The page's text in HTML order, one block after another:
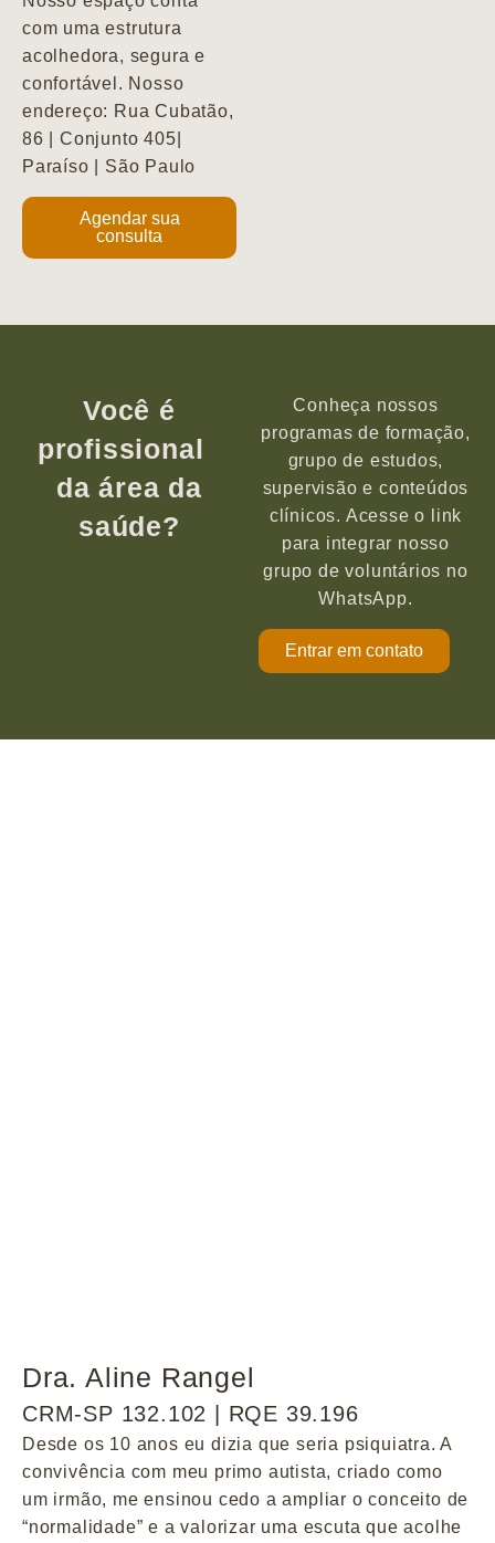
com uma estrutura
acolhedora, segura e
confortável. Nosso
endereço: Rua Cubatão,
86 | Conjunto 405|
Paraíso | São Paulo
Agendar sua
consulta
Você é
profissional
da área da
saúde?
Conheça nossos
programas de formação,
grupo de estudos,
supervisão e conteúdos
clínicos. Acesse o link
para integrar nosso
grupo de voluntários no
WhatsApp.
Entrar em contato
Dra. Aline Rangel
CRM-SP 132.102 | RQE 39.196
Desde os 10 anos eu dizia que seria psiquiatra. A
convivência com meu primo autista, criado como
um irmão, me ensinou cedo a ampliar o conceito de
“normalidade” e a valorizar uma escuta que acolhe